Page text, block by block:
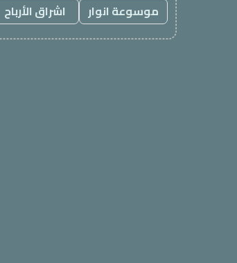
موسوعة انوار
اشراق الأرباح